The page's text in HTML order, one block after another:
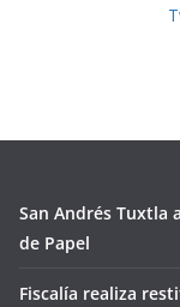
San Andrés Tuxtla
de Papel
Fiscalía realiza